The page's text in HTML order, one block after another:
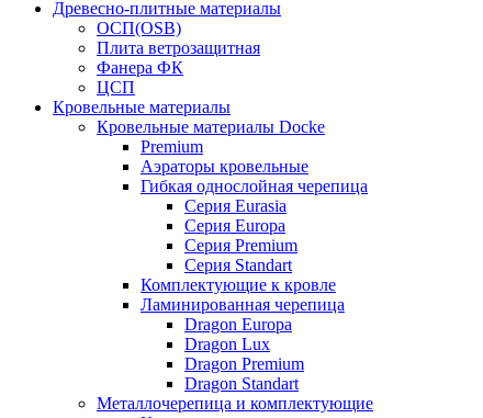
Древесно-плитные материалы
ОСП(OSB)
Плита ветрозащитная
Фанера ФК
ЦСП
Кровельные материалы
Кровельные материалы Docke
Premium
Аэраторы кровельные
Гибкая однослойная черепица
Серия Eurasia
Серия Europa
Серия Premium
Серия Standart
Комплектующие к кровле
Ламинированная черепица
Dragon Europa
Dragon Lux
Dragon Premium
Dragon Standart
Металлочерепица и комплектующие